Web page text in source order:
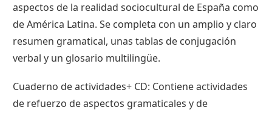
aspectos de la realidad sociocultural de España como
de América Latina. Se completa con un amplio y claro
resumen gramatical, unas tablas de conjugación
verbal y un glosario multilingüe.
Cuaderno de actividades+ CD: Contiene actividades
de refuerzo de aspectos gramaticales y de